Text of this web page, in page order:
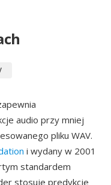
audio przy mniej
pliku WAV.
i wydany w 2001
standardem
stosuje predykcje